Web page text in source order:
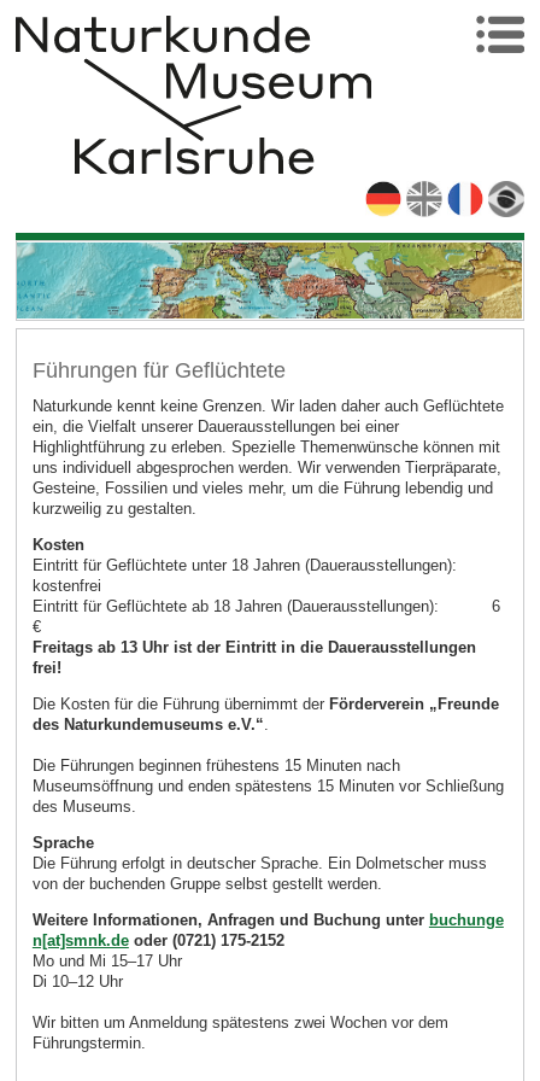
Führungen für Geflüchtete
Naturkunde kennt keine Grenzen. Wir laden daher auch Geflüchtete
ein, die Vielfalt unserer Dauerausstellungen bei einer
Highlightführung zu erleben. Spezielle Themenwünsche können mit
uns individuell abgesprochen werden. Wir verwenden Tierpräparate,
Gesteine, Fossilien und vieles mehr, um die Führung lebendig und
kurzweilig zu gestalten.
Kosten
Eintritt für Geflüchtete unter 18 Jahren (Dauerausstellungen):
kostenfrei
Eintritt für Geflüchtete ab 18 Jahren (Dauerausstellungen): 6
€
Freitags ab 13 Uhr ist der Eintritt in die Dauerausstellungen
frei!
Die Kosten für die Führung übernimmt der Förderverein „Freunde
des Naturkundemuseums e.V.“.
Die Führungen beginnen frühestens 15 Minuten nach
Museumsöffnung und enden spätestens 15 Minuten vor Schließung
des Museums.
Sprache
Die Führung erfolgt in deutscher Sprache. Ein Dolmetscher muss
von der buchenden Gruppe selbst gestellt werden.
Weitere Informationen, Anfragen und Buchung unter buchunge
n[at]smnk.deoder (0721) 175-2152
Mo und Mi 15–17 Uhr
Di 10–12 Uhr
Wir bitten um Anmeldung spätestens zwei Wochen vor dem
Führungstermin.